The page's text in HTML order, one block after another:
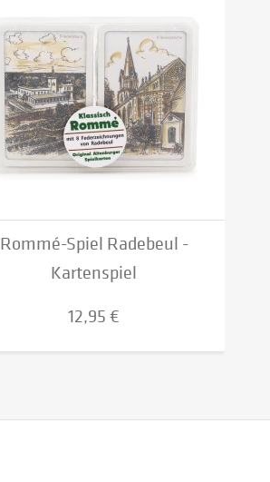
Rommé-Spiel Radebeul -
Kartenspiel
12,95 €